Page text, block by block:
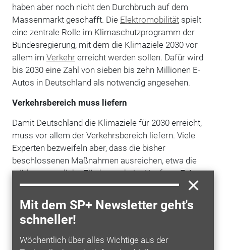
Mit dem SP+ Newsletter geht's
schneller!
Wöchentlich über alles Wichtige aus der
haben aber noch nicht den Durchbruch auf dem
Massenmarkt geschafft. Die Elektromobilitätspielt
eine zentrale Rolle im Klimaschutzprogramm der
Bundesregierung, mit dem die Klimaziele 2030 vor
allem im Verkehrerreicht werden sollen. Dafür wird
bis 2030 eine Zahl von sieben bis zehn Millionen E-
Autos in Deutschland als notwendig angesehen.
Verkehrsbereich muss liefern
Damit Deutschland die Klimaziele für 2030 erreicht,
muss vor allem der Verkehrsbereich liefern. Viele
Experten bezweifeln aber, dass die bisher
beschlossenen Maßnahmen ausreichen, etwa die
stärkere staatliche Förderung beim Kauf von E-Autos.
Die CO2-Emissionen im Verkehr sind auch wegen
eines höheren Verkehrsaufkommens in den
vergangenen Jahren kaum gesunken. Zudem gibt es
seit Jahren einen Verkaufsboom bei SUVs.
DieAutobranchemit Hunderttausend Beschäftigten